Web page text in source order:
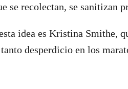
se recolectan, se sanitizan
idea es Kristina Smithe,
desperdicio en los